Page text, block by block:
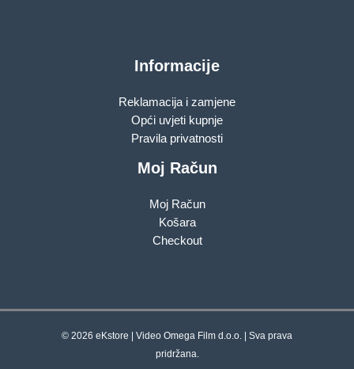
Informacije
Reklamacija i zamjene
Opći uvjeti kupnje
Pravila privatnosti
Moj Račun
Moj Račun
Košara
Checkout
© 2026 eKstore | Video Omega Film d.o.o. | Sva prava
pridržana.